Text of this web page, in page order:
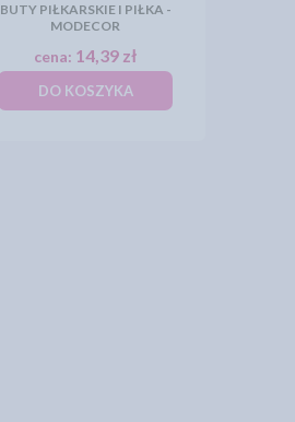
BUTY PIŁKARSKIE I PIŁKA -
MODECOR
cena: 14,39 zł
DO KOSZYKA